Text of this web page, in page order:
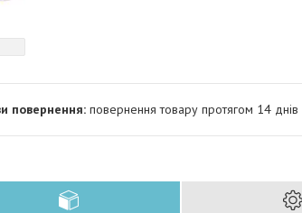
повернення товару протягом 14 днів